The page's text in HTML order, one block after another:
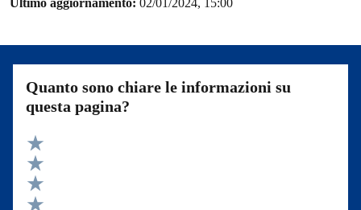
Ultimo aggiornamento: 02/01/2024, 15:00
Quanto sono chiare le informazioni su
questa pagina?
Valuta 5 stelle su 5
Valuta 4 stelle su 5
Valuta 3 stelle su 5